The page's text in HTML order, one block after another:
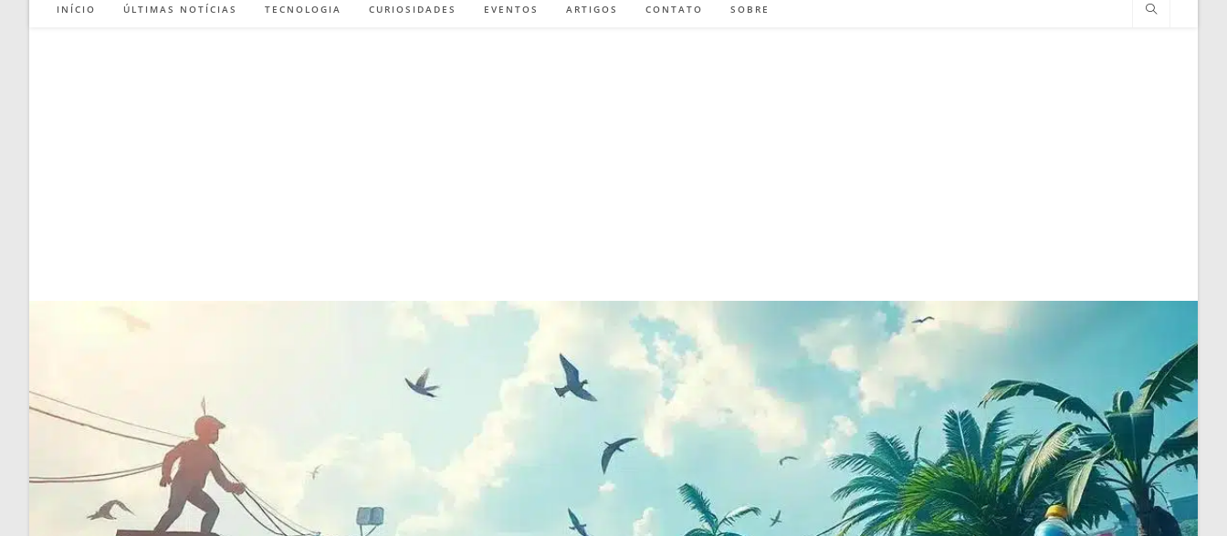
INÍCIO ÚLTIMAS NOTÍCIAS TECNOLOGIA CURIOSIDADES EVENTOS ARTIGOS CONTATO SOBRE